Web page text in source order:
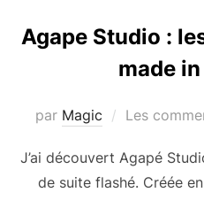
Agape Studio :
made
par Magic Les
J’ai découvert Agapé
de suite flashé. Créée